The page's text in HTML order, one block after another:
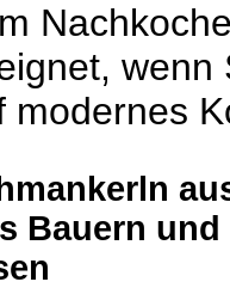
wenn
modernes
Bauern